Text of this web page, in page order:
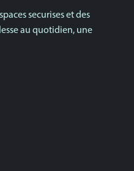
securises et des
au quotidien, une